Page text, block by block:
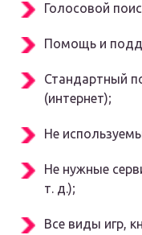
Голосовой
Помощь и
Стандартный
(интернет);
Не
Не нужные
т. д.);
Все виды игр,